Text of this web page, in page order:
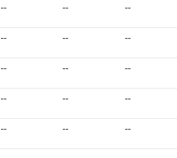
-- -- --
-- -- --
-- -- --
-- -- --
-- -- --